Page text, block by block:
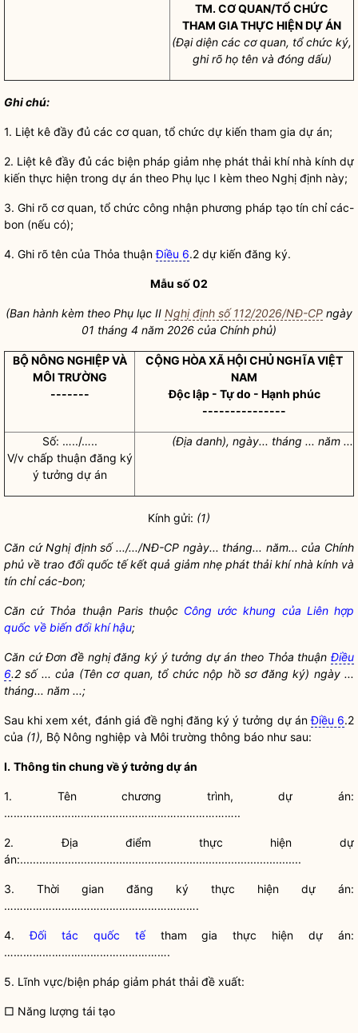
TM. CƠ QUAN/TỔ CHỨC
THAM GIA THỰC HIỆN DỰ ÁN
(Đại diện các cơ quan, tổ chức ký,
ghi rõ họ tên và đóng dấu)
Ghi chú:
1. Liệt kê đầy đủ các cơ quan, tổ chức dự kiến tham gia dự án;
2. Liệt kê đầy đủ các biện pháp giảm nhẹ phát thải khí nhà kính dự
kiến thực hiện trong dự án theo Phụ lục I kèm theo Nghị định này;
3. Ghi rõ cơ quan, tổ chức công nhận phương pháp tạo tín chỉ các-
bon (nếu có);
4. Ghi rõ tên của Thỏa thuậnĐiều 6.2 dự kiến đăng ký.
Mẫu số 02
(Ban hành kèm theo Phụ lục II Nghị định số 112/2026/NĐ-CP ngày
01 tháng 4 năm 2026 của Chính phủ)
BỘ NÔNG NGHIỆP VÀ
MÔI TRƯỜNG
-------
CỘNG HÒA XÃ HỘI CHỦ NGHĨA VIỆT
NAM
Độc lập - Tự do - Hạnh phúc
---------------
Số: …../…..
V/v chấp thuậnđăng ký
ý tưởng dự án
(Địa danh), ngày... tháng ... năm ...
Kính gửi: (1)
Căn cứ Nghị định số .../.../NĐ-CP ngày... tháng... năm... của Chính
phủ về trao đổi quốc tế kết quả giảm nhẹ phát thải khí nhà kính và
tín chỉ các-bon;
Căn cứ Thỏa thuận Paristhuộc Công ước khung của Liên hợp
quốc về biến đổi khí hậu;
Căn cứ Đơn đề nghị đăng ký ý tưởng dự án theo Thỏa thuận Điều
6.2 số ... của (Tên cơ quan, tổ chức nộp hồ sơđăng ký) ngày ...
tháng... năm ...;
Sau khi xem xét, đánh giá đề nghị đăng ký ý tưởng dự ánĐiều 6.2
của (1), Bộ Nông nghiệp và Môi trường thông báo như sau:
I. Thông tin chung về ý tưởng dự án
1. Tênchương trình, dự án:
………………………………………………………………..
2. Địa điểm thực hiện dự
án:........................................................................................
3. Thời gian đăng ký thực hiện dự án:
…………………………………………………….
4.Đối tác quốc tếtham gia thực hiện dự án:
…………………………………………….
5. Lĩnh vực/biện pháp giảm phát thải đề xuất:
□ Năng lượng tái tạo